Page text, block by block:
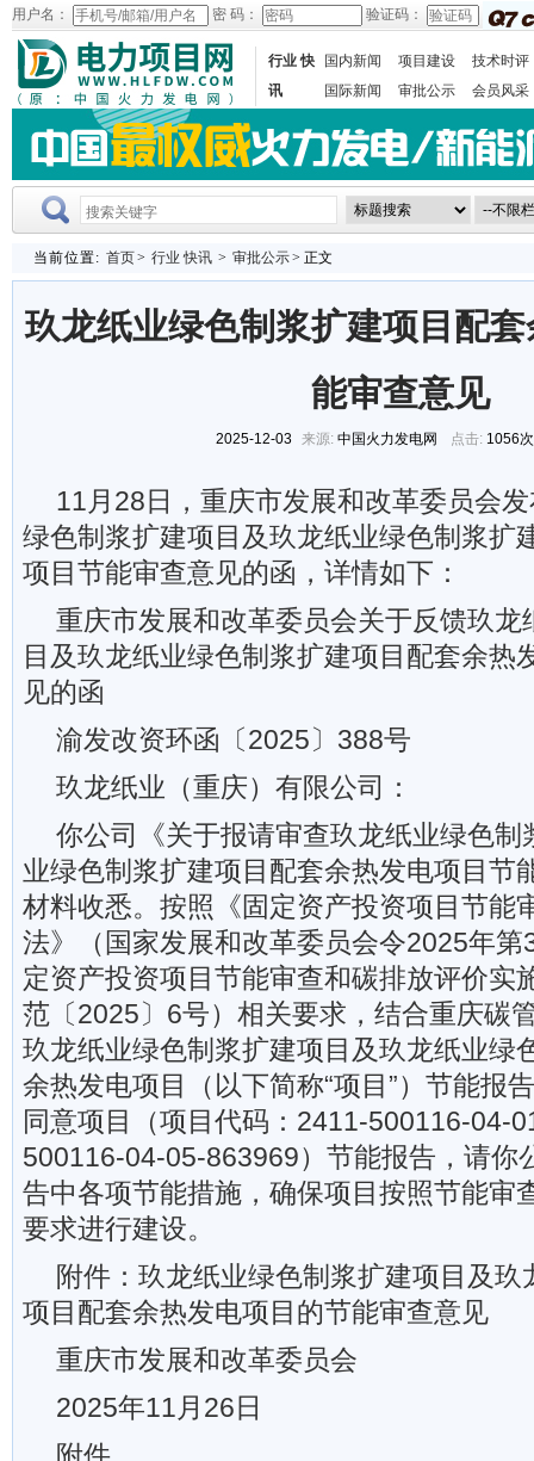
用户名： 密 码： 验证码：
行业 快
讯
国内新闻 项目建设
技术时评
国际新闻
审批公示 会员风采
当前位置: 首页> 行业 快讯 > 审批公示> 正文
玖龙纸业绿色制浆扩建项目配
能审查意见
2025-12-03 来源: 中国火力发电网 点击: 1056
11月28日，重庆市发展和改革委员会
绿色制浆扩建项目及玖龙纸业绿色制浆扩
项目节能审查意见的函，详情如下：
重庆市发展和改革委员会关于反馈玖龙
目及玖龙纸业绿色制浆扩建项目配套余热
见的函
渝发改资环函〔2025〕388号
玖龙纸业（重庆）有限公司：
你公司《关于报请审查玖龙纸业绿色制
业绿色制浆扩建项目配套余热发电项目节
材料收悉。按照《固定资产投资项目节能
法》（国家发展和改革委员会令2025年
定资产投资项目节能审查和碳排放评价实
范〔2025〕6号）相关要求，结合重庆碳
玖龙纸业绿色制浆扩建项目及玖龙纸业绿
余热发电项目（以下简称“项目”）节能报
同意项目（项目代码：2411-500116-04-
500116-04-05-863969）节能报告，请你
告中各项节能措施，确保项目按照节能审
要求进行建设。
附件：玖龙纸业绿色制浆扩建项目及玖
项目配套余热发电项目的节能审查意见
重庆市发展和改革委员会
2025年11月26日